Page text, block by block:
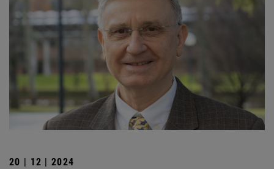
20 | 12 | 2024